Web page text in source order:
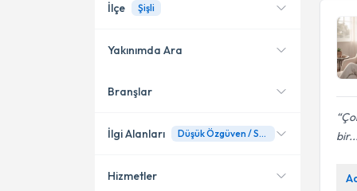
bir...
İlçe Şişli
Şişli
Kadıköy
Yakınımda Ara
Konumuma yakın uzmanları
Branşlar
Psikoloji
İlgi Alanları Düşük Özgüven / Sosyal İçe Kapanıklık
Hizmetler